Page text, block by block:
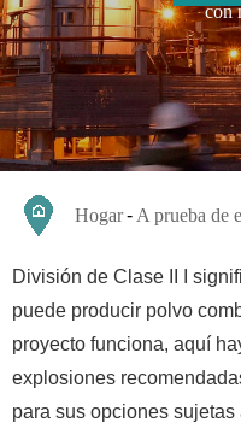
con
Hogar A prueba de
División de Clase II I
puede producir polvo
proyecto funciona, aquí
explosiones
para sus opciones